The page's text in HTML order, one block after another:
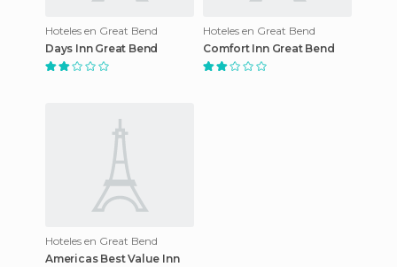
Hoteles en Great Bend
Days Inn Great Bend
Hoteles en Great Bend
Comfort Inn Great Bend
Hoteles en Great Bend
Americas Best Value Inn